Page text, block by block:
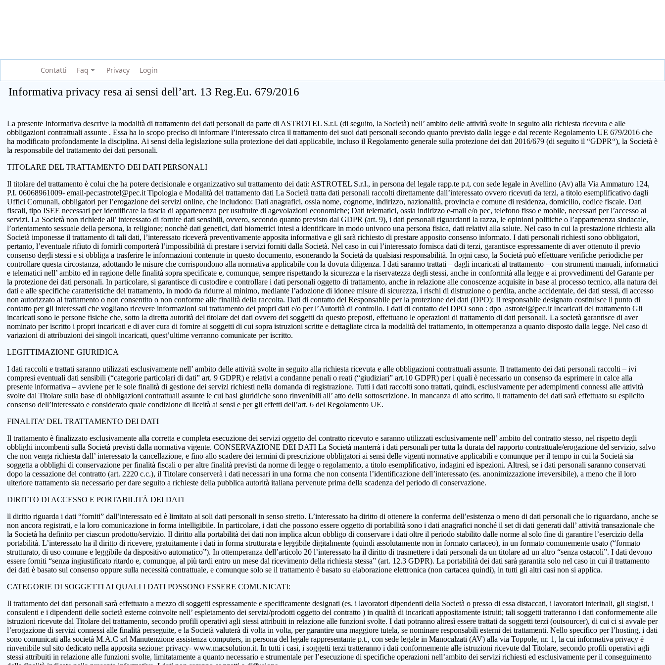
Contatti Faq Privacy Login
Informativa privacy resa ai sensi dell’art. 13 Reg.Eu. 679/2016
La presente Informativa descrive la modalità di trattamento dei dati personali da parte di ASTROTEL S.r.l. (di seguito, la Società) nell’ ambito delle attività svolte in seguito alla richiesta ricevuta e alle
obbligazioni contrattuali assunte . Essa ha lo scopo preciso di informare l’interessato circa il trattamento dei suoi dati personali secondo quanto previsto dalla legge e dal recente Regolamento UE 679/2016 che
ha modificato profondamente la disciplina. Ai sensi della legislazione sulla protezione dei dati applicabile, incluso il Regolamento generale sulla protezione dei dati 2016/679 (di seguito il “GDPR“), la Società è
la responsabile del trattamento dei dati personali.
TITOLARE DEL TRATTAMENTO DEI DATI PERSONALI
Il titolare del trattamento è colui che ha potere decisionale e organizzativo sul trattamento dei dati: ASTROTEL S.r.l., in persona del legale rapp.te p.t, con sede legale in Avellino (Av) alla Via Ammaturo 124,
P.I. 06068961009- email-pec:astrotel@pec.it Tipologia e Modalità del trattamento dati La Società tratta dati personali raccolti direttamente dall’interessato ovvero ricevuti da terzi, a titolo esemplificativo dagli
Uffici Comunali, obbligatori per l’erogazione dei servizi online, che includono: Dati anagrafici, ossia nome, cognome, indirizzo, nazionalità, provincia e comune di residenza, domicilio, codice fiscale. Dati
fiscali, tipo ISEE necessari per identificare la fascia di appartenenza per usufruire di agevolazioni economiche; Dati telematici, ossia indirizzo e-mail e/o pec, telefono fisso e mobile, necessari per l’accesso ai
servizi. La Società non richiede all’ interessato di fornire dati sensibili, ovvero, secondo quanto previsto dal GDPR (art. 9), i dati personali riguardanti la razza, le opinioni politiche o l’appartenenza sindacale,
l’orientamento sessuale della persona, la religione; nonchè dati genetici, dati biometrici intesi a identificare in modo univoco una persona fisica, dati relativi alla salute. Nel caso in cui la prestazione richiesta alla
Società imponesse il trattamento di tali dati, l’interessato riceverà preventivamente apposita informativa e gli sarà richiesto di prestare apposito consenso informato. I dati personali richiesti sono obbligatori,
pertanto, l’eventuale rifiuto di fornirli comporterà l’impossibilità di prestare i servizi forniti dalla Società. Nel caso in cui l’interessato fornisca dati di terzi, garantisce espressamente di aver ottenuto il previo
consenso degli stessi e si obbliga a trasferire le informazioni contenute in questo documento, esonerando la Società da qualsiasi responsabilità. In ogni caso, la Società può effettuare verifiche periodiche per
controllare questa circostanza, adottando le misure che corrispondono alla normativa applicabile con la dovuta diligenza. I dati saranno trattati – dagli incaricati al trattamento – con strumenti manuali, informatici
e telematici nell’ ambito ed in ragione delle finalità sopra specificate e, comunque, sempre rispettando la sicurezza e la riservatezza degli stessi, anche in conformità alla legge e ai provvedimenti del Garante per
la protezione dei dati personali. In particolare, si garantisce di custodire e controllare i dati personali oggetto di trattamento, anche in relazione alle conoscenze acquisite in base al processo tecnico, alla natura dei
dati e alle specifiche caratteristiche del trattamento, in modo da ridurre al minimo, mediante l’adozione di idonee misure di sicurezza, i rischi di distruzione o perdita, anche accidentale, dei dati stessi, di accesso
non autorizzato al trattamento o non consentito o non conforme alle finalità della raccolta. Dati di contatto del Responsabile per la protezione dei dati (DPO): Il responsabile designato costituisce il punto di
contatto per gli interessati che vogliano ricevere informazioni sul trattamento dei propri dati e/o per l’Autorità di controllo. I dati di contatto del DPO sono : dpo_astrotel@pec.it Incaricati del trattamento Gli
incaricati sono le persone fisiche che, sotto la diretta autorità del titolare dei dati ovvero dei soggetti da questo preposti, effettuano le operazioni di trattamento di dati personali. La società garantisce di aver
nominato per iscritto i propri incaricati e di aver cura di fornire ai soggetti di cui sopra istruzioni scritte e dettagliate circa la modalità del trattamento, in ottemperanza a quanto disposto dalla legge. Nel caso di
variazioni di attribuzioni dei singoli incaricati, quest’ultime verranno comunicate per iscritto.
LEGITTIMAZIONE GIURIDICA
I dati raccolti e trattati saranno utilizzati esclusivamente nell’ ambito delle attività svolte in seguito alla richiesta ricevuta e alle obbligazioni contrattuali assunte. Il trattamento dei dati personali raccolti – ivi
compresi eventuali dati sensibili (“categorie particolari di dati” art. 9 GDPR) e relativi a condanne penali o reati (“giudiziari” art.10 GDPR) per i quali è necessario un consenso da esprimere in calce alla
presente informativa – avviene per le sole finalità di gestione dei servizi richiesti nella domanda di registrazione. Tutti i dati raccolti sono trattati, quindi, esclusivamente per adempimenti connessi alle attività
svolte dal Titolare sulla base di obbligazioni contrattuali assunte le cui basi giuridiche sono rinvenibili all’ atto della sottoscrizione. In mancanza di atto scritto, il trattamento dei dati sarà effettuato su esplicito
consenso dell’interessato e considerato quale condizione di liceità ai sensi e per gli effetti dell’art. 6 del Regolamento UE.
FINALITA’ DEL TRATTAMENTO DEI DATI
Il trattamento è finalizzato esclusivamente alla corretta e completa esecuzione dei servizi oggetto del contratto ricevuto e saranno utilizzati esclusivamente nell’ ambito del contratto stesso, nel rispetto degli
obblighi incombenti sulla Società previsti dalla normativa vigente. CONSERVAZIONE DEI DATI La Società manterrà i dati personali per tutta la durata del rapporto contrattuale/erogazione del servizio, salvo
che non venga richiesta dall’ interessato la cancellazione, e fino allo scadere dei termini di prescrizione obbligatori ai sensi delle vigenti normative applicabili e comunque per il tempo in cui la Società sia
soggetta a obblighi di conservazione per finalità fiscali o per altre finalità previsti da norme di legge o regolamento, a titolo esemplificativo, indagini ed ispezioni. Altresì, se i dati personali saranno conservati
dopo la cessazione del contratto (art. 2220 c.c.), il Titolare conserverà i dati necessari in una forma che non consenta l’identificazione dell’interessato (es. anonimizzazione irreversibile), a meno che il loro
ulteriore trattamento sia necessario per dare seguito a richieste della pubblica autorità italiana pervenute prima della scadenza del periodo di conservazione.
DIRITTO DI ACCESSO E PORTABILITÀ DEI DATI
ll diritto riguarda i dati “forniti” dall’interessato ed è limitato ai soli dati personali in senso stretto. L’interessato ha diritto di ottenere la conferma dell’esistenza o meno di dati personali che lo riguardano, anche se
non ancora registrati, e la loro comunicazione in forma intelligibile. In particolare, i dati che possono essere oggetto di portabilità sono i dati anagrafici nonché il set di dati generati dall’ attività transazionale che
la Società ha definito per ciascun prodotto/servizio. Il diritto alla portabilità dei dati non implica alcun obbligo di conservare i dati oltre il periodo stabilito dalle norme al solo fine di garantire l’esercizio della
portabilità. L’interessato ha il diritto di ricevere, gratuitamente i dati in forma strutturata e leggibile digitalmente (quindi assolutamente non in formato cartaceo), in un formato comunemente usato (“formato
strutturato, di uso comune e leggibile da dispositivo automatico”). In ottemperanza dell’articolo 20 l’interessato ha il diritto di trasmettere i dati personali da un titolare ad un altro “senza ostacoli”. I dati devono
essere forniti “senza ingiustificato ritardo e, comunque, al più tardi entro un mese dal ricevimento della richiesta stessa” (art. 12.3 GDPR). La portabilità dei dati sarà garantita solo nel caso in cui il trattamento
dei dati è basato sul consenso oppure sulla necessità contrattuale, e comunque solo se il trattamento è basato su elaborazione elettronica (non cartacea quindi), in tutti gli altri casi non si applica.
CATEGORIE DI SOGGETTI AI QUALI I DATI POSSONO ESSERE COMUNICATI:
Il trattamento dei dati personali sarà effettuato a mezzo di soggetti espressamente e specificamente designati (es. i lavoratori dipendenti della Società o presso di essa distaccati, i lavoratori interinali, gli stagisti, i
consulenti e i dipendenti delle società esterne coinvolte nell’ espletamento dei servizi/prodotti oggetto del contratto ) in qualità di incaricati appositamente istruiti; tali soggetti tratteranno i dati conformemente alle
istruzioni ricevute dal Titolare del trattamento, secondo profili operativi agli stessi attribuiti in relazione alle funzioni svolte. I dati potranno altresì essere trattati da soggetti terzi (outsourcer), di cui ci si avvale per
l’erogazione di servizi connessi alle finalità perseguite, e la Società valuterà di volta in volta, per garantire una maggiore tutela, se nominare responsabili esterni dei trattamenti. Nello specifico per l’hosting, i dati
sono comunicati alla società M.A.C srl Manutenzione assistenza computers, in persona del legale rappresentante p.t., con sede legale in Manocalzati (AV) alla via Toppole, nr. 1, la cui informativa privacy è
rinvenibile sul sito dedicato nella apposita sezione: privacy- www.macsolution.it. In tutti i casi, i soggetti terzi tratteranno i dati conformemente alle istruzioni ricevute dal Titolare, secondo profili operativi agli
stessi attribuiti in relazione alle funzioni svolte, limitatamente a quanto necessario e strumentale per l’esecuzione di specifiche operazioni nell’ambito dei servizi richiesti ed esclusivamente per il conseguimento